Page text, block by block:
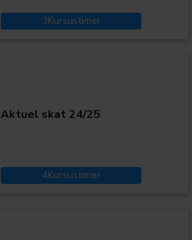
3Kursustimer
Aktuel skat 24/25
4Kursustimer